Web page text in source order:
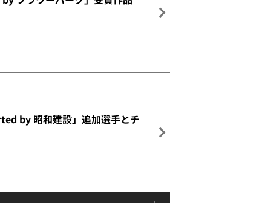
by 昭和建設」追加選手とチ